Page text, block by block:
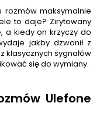
maksymalnie
to daje? Zirytowany
a kiedy on krzyczy do
jakby dzwonił z
klasycznych sygnałów
się do wymiany.
Ulefone